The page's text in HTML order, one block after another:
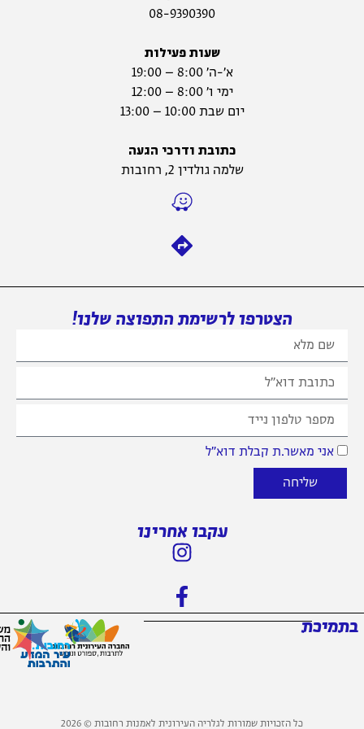
08-9390390
שעות פעילות
יום שבת 10:00 – 13:00
כתובת ודרכי הגעה
שלמה גולדין 2, רחובות
הצטרפו לרשימת התפוצה שלנו!
מאשר.ת קבלת דוא״ל
עקבו אחרינו
כל הזכויות שמורות לגלריה העירונית לאמנות רחובות © 2026